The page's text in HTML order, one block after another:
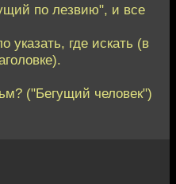
по лезвию", и все
указать, где искать (в
("Бегущий человек")